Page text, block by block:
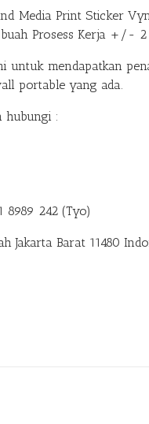
Media Print Sticker
buah Prosess Kerja
untuk mendapatkan
portable yang ada.
hubungi :
8989 242 (Tyo)
Jakarta Barat 11480